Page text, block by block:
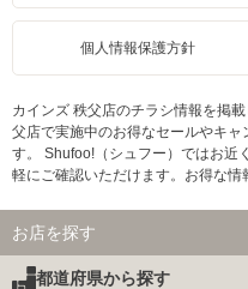
個人情報保護方針
カインズ 秩父店のチラシ情報を掲
父店で実施中のお得なセールやキ
す。 Shufoo!（シュフー）ではお近
軽にご確認いただけます。お得な情
お店を探す
都道府県から探す